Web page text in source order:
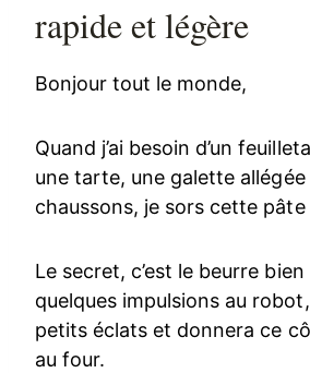
rapide et légère
Bonjour tout le monde,
Quand j’ai besoin d’un
une tarte, une galette
chaussons, je sors cette pâte
Le secret, c’est le beurre
quelques impulsions au
petits éclats et donnera ce
au four.